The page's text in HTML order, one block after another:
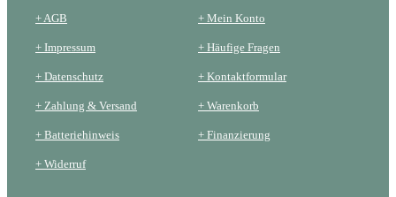
+ AGB
+ Impressum
+ Datenschutz
+ Zahlung & Versand
+ Batteriehinweis
+ Widerruf
+ Mein Konto
+ Häufige Fragen
+ Kontaktformular
+ Warenkorb
+ Finanzierung